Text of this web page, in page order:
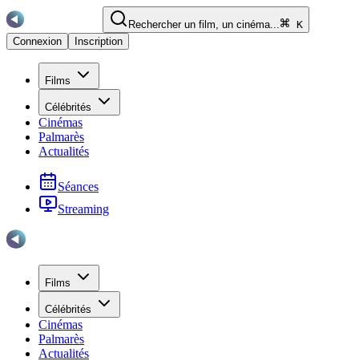
Rechercher un film, un cinéma...
K
Connexion
Inscription
Films
Célébrités
Cinémas
Palmarès
Actualités
Séances
Streaming
Films
Célébrités
Cinémas
Palmarès
Actualités